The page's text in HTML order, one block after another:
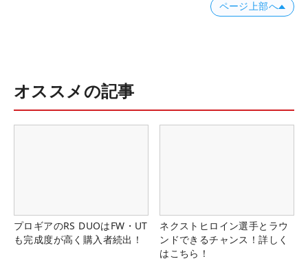
ページ上部へ
オススメの記事
プロギアのRS DUOはFW・UT
も完成度が高く購入者続出！
ネクストヒロイン選手とラウ
ンドできるチャンス！詳しく
はこちら！